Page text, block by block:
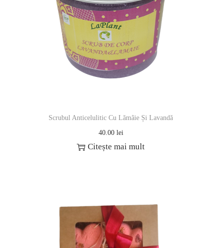
Scrubul Anticelulitic Cu Lămâie Și Lavandă
40.00 lei
Citește mai mult